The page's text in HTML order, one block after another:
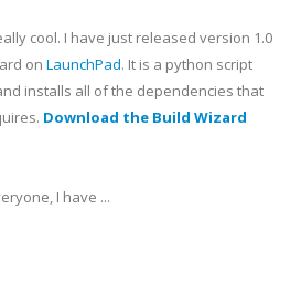
cool. I have just released version 1.0
on LaunchPad. It is a python script
installs all of the dependencies that
Download the Build Wizard
I have ...